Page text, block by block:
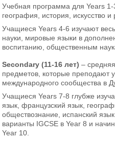
Учебная программа для Years 1-
география, история, искусство
Учащиеся Years 4-6 изучают
науки, мировые языки в
воспитанию, общественным
Secondary (11-16 лет) –
предметов, которые преподают
международного сообщества в
Учащиеся Years 7-8 глубже
язык, французский язык,
обществознание, испанский
варианты IGCSE в Year 8 и
Year 10.